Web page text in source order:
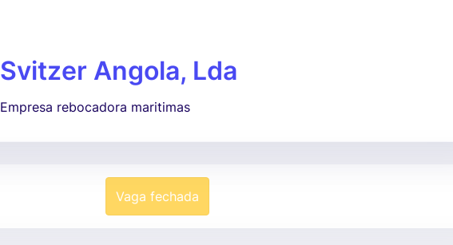
Svitzer Angola, Lda
Empresa rebocadora maritimas
Vaga fechada